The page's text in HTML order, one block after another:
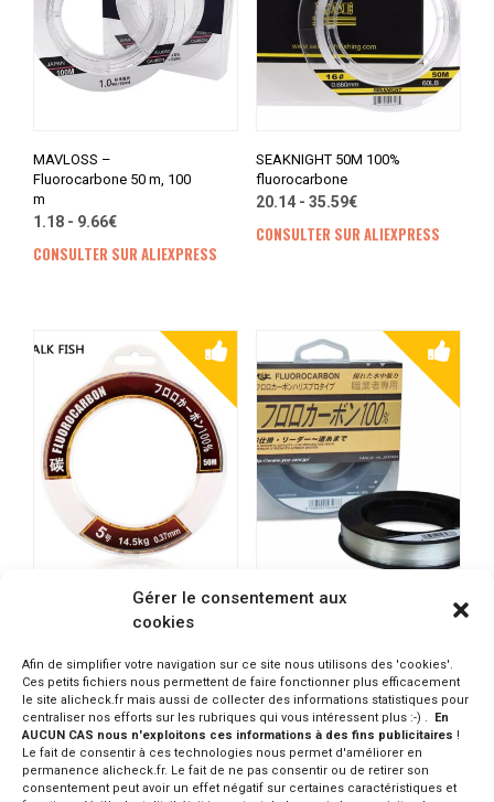
Gérer le consentement aux
cookies
Afin de simplifier votre navigation sur ce site nous utilisons des 'cookies'.
Ces petits fichiers nous permettent de faire fonctionner plus efficacement
le site alicheck.fr mais aussi de collecter des informations statistiques pour
centraliser nos efforts sur les rubriques qui vous intéressent plus :-) . En
AUCUN CAS nous n'exploitons ces informations à des fins publicitaires !
Le fait de consentir à ces technologies nous permet d'améliorer en
permanence alicheck.fr. Le fait de ne pas consentir ou de retirer son
consentement peut avoir un effet négatif sur certaines caractéristiques et
MAVLOSS –
Fluorocarbone 50 m, 100
m
1.18 - 9.66€
CONSULTER SUR ALIEXPRESS
SEAKNIGHT 50M 100%
fluorocarbone
20.14 - 35.59€
CONSULTER SUR ALIEXPRESS
WALKFISH Fluorocarbone
0.49 - 6.48€
CONSULTER SUR ALIEXPRESS
CONSULTER SUR ALIEXPRESS